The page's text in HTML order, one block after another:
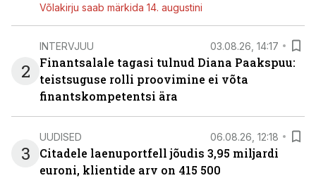
Võlakirju saab märkida 14. augustini
2
INTERVJUU 03.08.26, 14:17
Finantsalale tagasi tulnud Diana Paakspuu:
teistsuguse rolli proovimine ei võta
finantskompetentsi ära
3
UUDISED 06.08.26, 12:18
Citadele laenuportfell jõudis 3,95 miljardi
euroni, klientide arv on 415 500